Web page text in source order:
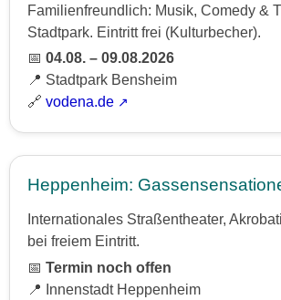
Familienfreundlich: Musik, Comedy &
Stadtpark. Eintritt frei (Kulturbecher).
📅04.08. – 09.08.2026
📍 Stadtpark Bensheim
🔗vodena.de
Heppenheim:
Internationales Straßentheater,
bei freiem Eintritt.
📅Termin noch offen
📍 Innenstadt Heppenheim